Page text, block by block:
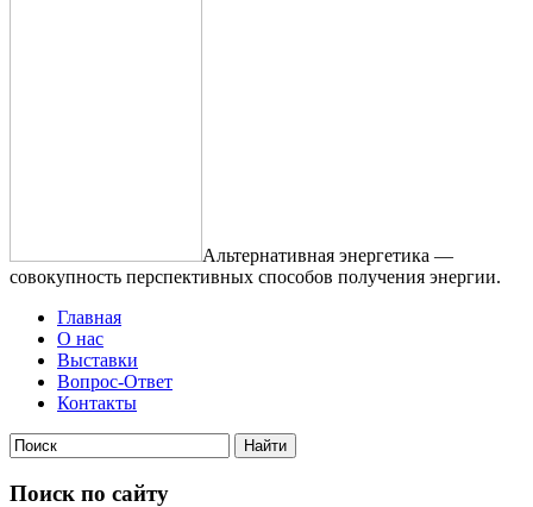
Альтернативная энергетика —
совокупность перспективных способов получения энергии.
Главная
О нас
Выставки
Вопрос-Ответ
Контакты
Поиск по сайту